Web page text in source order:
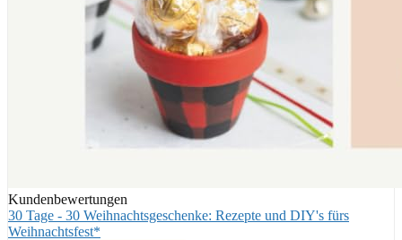
Kundenbewertungen
30 Tage - 30 Weihnachtsgeschenke: Rezepte und DIY's fürs
Weihnachtsfest*